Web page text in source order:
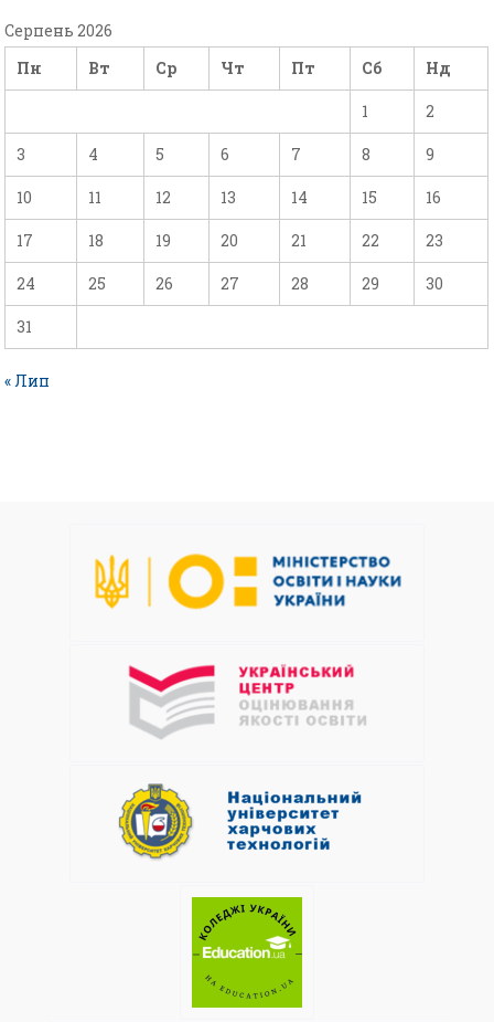
Серпень 2026
Пн
Вт Ср Чт Пт Сб Нд
1 2
3 4 5 6 7 8 9
10 11 12 13 14 15 16
17 18 19 20 21 22 23
24 25 26 27 28 29 30
31
« Лип